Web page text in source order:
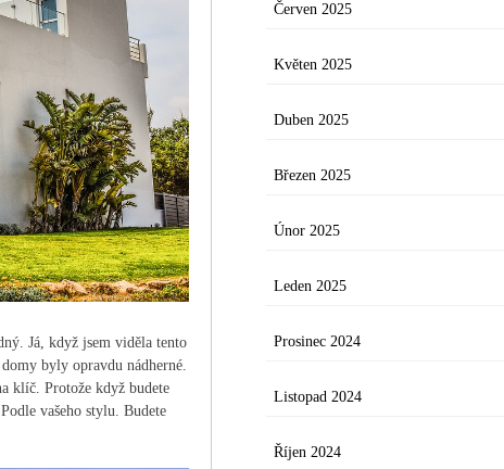
Já, když jsem viděla tento
domy byly opravdu nádherné.
klíč. Protože když budete
vašeho stylu. Budete
Červen 2025
Květen 2025
Duben 2025
Březen 2025
Únor 2025
Leden 2025
Prosinec 2024
Listopad 2024
Říjen 2024